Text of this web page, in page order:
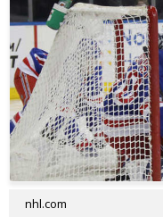
nhl.com